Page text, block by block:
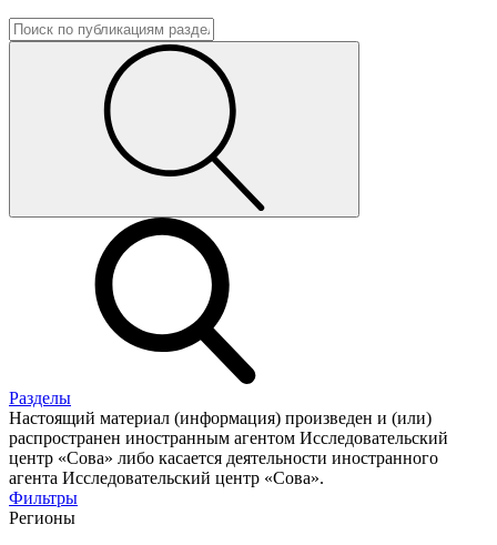
Разделы
Настоящий материал (информация) произведен и (или)
распространен иностранным агентом Исследовательский
центр «Сова» либо касается деятельности иностранного
агента Исследовательский центр «Сова».
Фильтры
Регионы